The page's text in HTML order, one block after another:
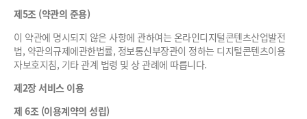
제5조 (약관의 준용)
이 약관에 명시되지 않은 사항에 관하여는 온라인디지털콘텐츠산업발전
법, 약관의규제에관한법률, 정보통신부장관이 정하는 디지털콘텐츠이용
자보호지침, 기타 관계 법령 및 상 관례에 따릅니다.
제2장 서비스 이용
제 6조 (이용계약의 성립)